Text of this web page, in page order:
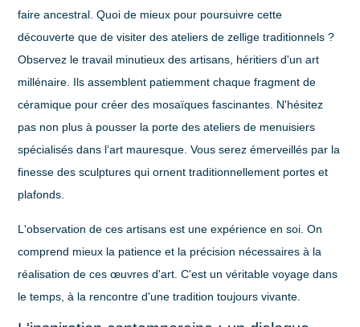
faire ancestral. Quoi de mieux pour poursuivre cette
découverte que de visiter des ateliers dezellige traditionnels ?
Observez le travail minutieux des artisans, héritiers d'un art
millénaire. Ils assemblent patiemment chaque fragment de
céramique pour créer des mosaïques fascinantes. N'hésitez
pas non plus à pousser la porte des ateliers de menuisiers
spécialisés dans l’art mauresque. Vous serez émerveillés par la
finesse des sculptures qui ornent traditionnellement portes et
plafonds.
L'observation de ces artisans est une expérience en soi. On
comprend mieux la patience et la précision nécessaires à la
réalisation de ces œuvres d'art. C'est un véritable voyage dans
le temps, à la rencontre d'une tradition toujours vivante.